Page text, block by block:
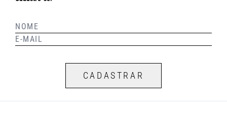
CADASTRAR